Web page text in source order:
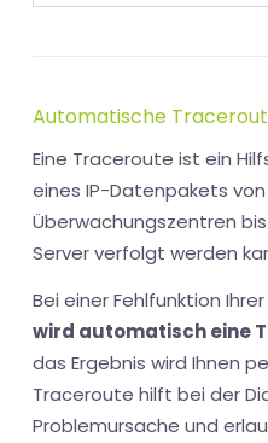
Automatische
Eine Traceroute ist ein
eines IP-Datenpakets
Überwachungszentren
Server verfolgt werden
Bei einer Fehlfunktion
wird automatisch eine
das Ergebnis wird Ihnen
Traceroute hilft bei der
Problemursache und